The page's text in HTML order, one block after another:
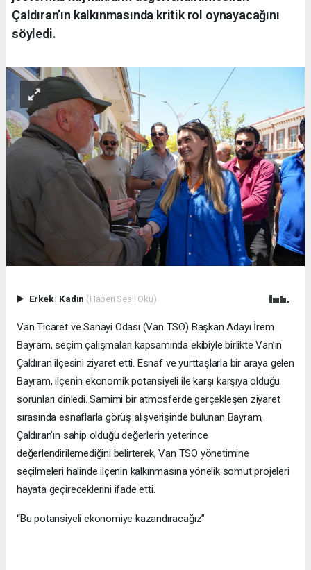
Çaldıran’ın kalkınmasında kritik rol oynayacağını
söyledi.
Erkek| Kadın (Haberi Sesli Oku)
Van Ticaret ve Sanayi Odası (Van TSO) Başkan Adayı İrem
Bayram, seçim çalışmaları kapsamında ekibiyle birlikte Van’ın
Çaldıran ilçesini ziyaret etti. Esnaf ve yurttaşlarla bir araya gelen
Bayram, ilçenin ekonomik potansiyeli ile karşı karşıya olduğu
sorunları dinledi. Samimi bir atmosferde gerçekleşen ziyaret
sırasında esnaflarla görüş alışverişinde bulunan Bayram,
Çaldıran’ın sahip olduğu değerlerin yeterince
değerlendirilemediğini belirterek, Van TSO yönetimine
seçilmeleri halinde ilçenin kalkınmasına yönelik somut projeleri
hayata geçireceklerini ifade etti.
“Bu potansiyeli ekonomiye kazandıracağız”